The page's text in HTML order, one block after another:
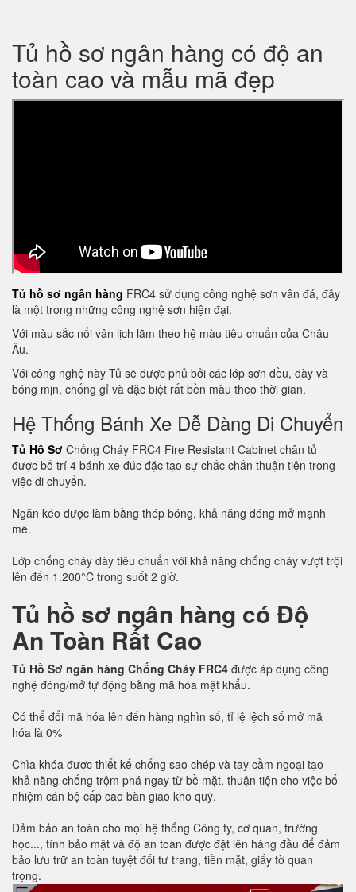
Tủ hồ sơ ngân hàng có độ an
toàn cao và mẫu mã đẹp
Tủ hồ sơ ngân hàng FRC4 sử dụng công nghệ sơn vân đá, đây
là một trong những công nghệ sơn hiện đại.
Với màu sắc nổi vân lịch lãm theo hệ màu tiêu chuẩn của Châu
Âu.
Với công nghệ này Tủ sẽ được phủ bởi các lớp sơn đều, dày và
bóng mịn, chống gỉ và đặc biệt rất bền màu theo thời gian.
Hệ Thống Bánh Xe Dễ Dàng Di Chuyển
Tủ Hồ Sơ Chống Cháy FRC4 Fire Resistant Cabinet chân tủ
được bố trí 4 bánh xe đúc đặc tạo sự chắc chắn thuận tiện trong
việc di chuyển.
Ngăn kéo được làm bằng thép bóng, khả năng đóng mở mạnh
mẽ.
Lớp chống cháy dày tiêu chuẩn với khả năng chống cháy vượt trội
lên đến 1.200°C trong suốt 2 giờ.
Tủ hồ sơ ngân hàng có Độ
An Toàn Rất Cao
Tủ Hồ Sơ ngân hàng Chống Cháy FRC4 được áp dụng công
nghệ đóng/mở tự động bằng mã hóa mật khẩu.
Có thể đổi mã hóa lên đến hàng nghìn số, tỉ lệ lệch số mở mã
hóa là 0%
Chìa khóa được thiết kế chống sao chép và tay cầm ngoại tạo
khả năng chống trộm phá ngay từ bề mặt, thuận tiện cho việc bổ
nhiệm cán bộ cấp cao bàn giao kho quỹ.
Đảm bảo an toàn cho mọi hệ thống Công ty, cơ quan, trường
học..., tính bảo mật và độ an toàn được đặt lên hàng đầu để đảm
bảo lưu trữ an toàn tuyệt đối tư trang, tiền mặt, giấy tờ quan
trọng.